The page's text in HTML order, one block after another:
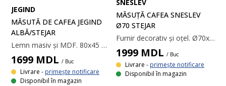
JEGIND
MĂSUTĂ DE CAFEA JEGIND
ALBĂ/STEJAR
Lemn masiv și MDF. 80x45 cm
1699 MDL / Buc
Livrare - primește notificare
Disponibil în magazin
SNESLEV
MĂSUȚĂ CAFEA SNESLEV
Ø70 STEJAR
Furnir decorativ și oțel. Ø70x41 cm
1999 MDL / Buc
Livrare - primește notificare
Disponibil în magazin